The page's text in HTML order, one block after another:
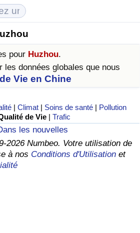
pour Huzhou.
les données globales que nous
Vie en Chine
|Climat | Soins de santé | Pollution
de Vie |Trafic
les nouvelles
2026 Numbeo. Votre utilisation de
à nos Conditions d'Utilisation et
Vie (Actuel)
Vie
par pays
(Actuel)
par Pays
Vie
Vie (Actuel)
par pays